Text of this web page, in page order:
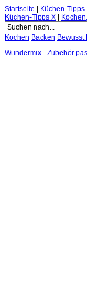
Startseite Küchen-Tipps I
Küchen-Tipps X
Kochen Backen Bewusst
Wundermix - Zubehör